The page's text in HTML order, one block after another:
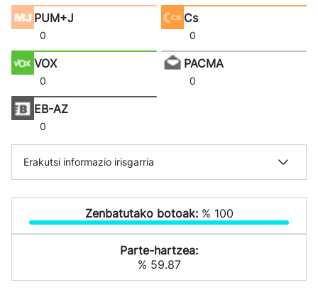
PUM+J
0
Cs
0
VOX
0
PACMA
0
EB-AZ
0
Erakutsi informazio irisgarria
Zenbatutako botoak: % 100
Parte-hartzea:
% 59.87